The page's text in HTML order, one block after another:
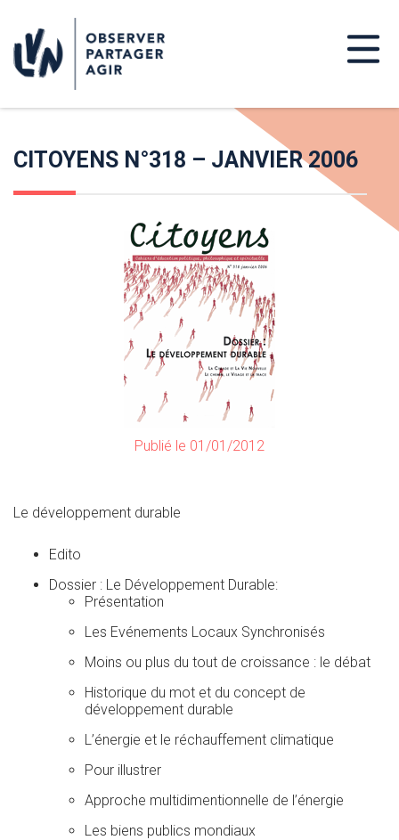
CITOYENS N°318 – JANVIER 2006
Publié le 01/01/2012
Le développement durable
Edito
Dossier : Le Développement Durable:
Présentation
Les Evénements Locaux Synchronisés
Moins ou plus du tout de croissance : le débat
Historique du mot et du concept de
développement durable
L’énergie et le réchauffement climatique
Pour illustrer
Approche multidimentionnelle de l’énergie
Les biens publics mondiaux